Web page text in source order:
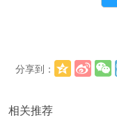
分享到：
相关推荐